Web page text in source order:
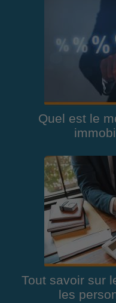
Quel est le
Tout savoir sur
les